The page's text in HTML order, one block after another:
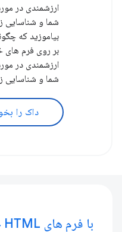
ارزشمندی در
شما و شناسایی
بیاموزید که
بر روی فرم های
ارزشمندی در
شما و شناسایی
داک را
با فرم های HTML جدید هستید؟